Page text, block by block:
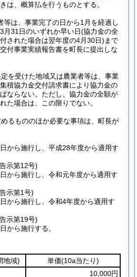
は、概算払を行うものとする。
等は、事業完了の日から1月を経過し
月31日のいずれか早い日(協力金の全
された場合は翌年度の4月30日) まで
付事業実績報告書を町長に提出しな
を受けた地域又は農業者等は、事業
積協力金交付請求書により協力金の
ならない。 ただし、協力金の全額が
た場合は、この限りでない。
るもののほか必要な事項は、町長が
から施行し、平成28年度から適用す
告示第12号)
から施行し、令和元年度から適用す
告示第1号)
から施行し、令和4年度から適用す
告示第19号)
から施行する。
地域) 単価(10a当たり)
10,000円